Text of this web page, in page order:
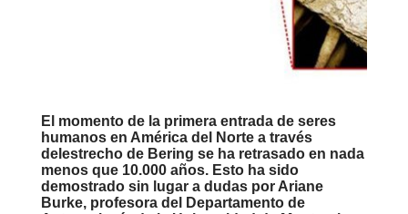
El momento de la primera entrada de seres
humanos en América del Norte a través
delestrecho de Bering se ha retrasado en nada
menos que 10.000 años. Esto ha sido
demostrado sin lugar a dudas por Ariane
Burke, profesora del Departamento de